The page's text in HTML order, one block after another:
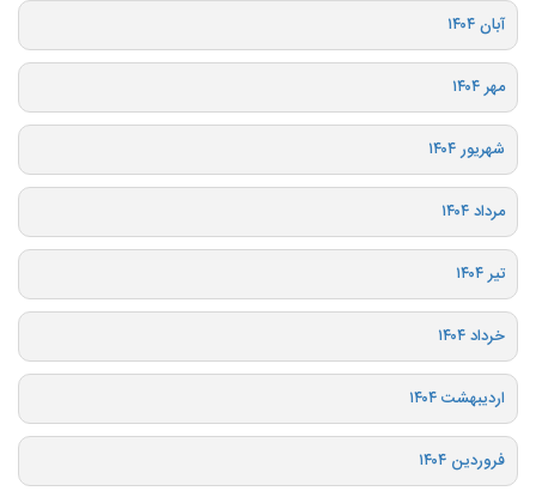
آبان ۱۴۰۴
مهر ۱۴۰۴
شهریور ۱۴۰۴
مرداد ۱۴۰۴
تیر ۱۴۰۴
خرداد ۱۴۰۴
اردیبهشت ۱۴۰۴
فروردین ۱۴۰۴